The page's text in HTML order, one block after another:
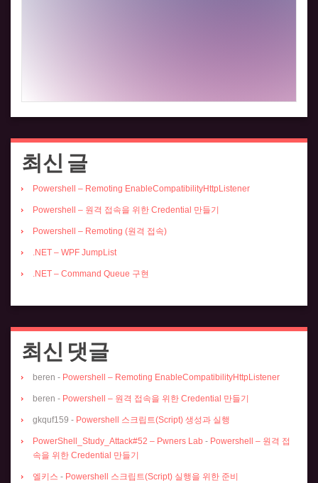
최신 글
Powershell – Remoting EnableCompatibilityHttpListener
Powershell – 원격 접속을 위한 Credential 만들기
Powershell – Remoting (원격 접속)
.NET – WPF JumpList
.NET – Command Queue 구현
최신 댓글
beren - Powershell – Remoting EnableCompatibilityHttpListener
beren - Powershell – 원격 접속을 위한 Credential 만들기
gkquf159 - Powershell 스크립트(Script) 생성과 실행
PowerShell_Study_Attack#52 – Pwners Lab - Powershell – 원격 접
속을 위한 Credential 만들기
엘키스 - Powershell 스크립트(Script) 실행을 위한 준비